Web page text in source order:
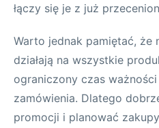
łączy się je z już
Warto jednak pamiętać, że
działają na wszystkie
ograniczony czas
zamówienia. Dlatego
promocji i planować